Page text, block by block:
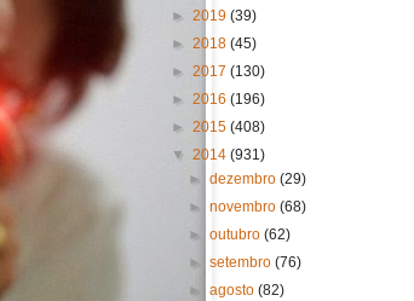
► 2019 (39)
► 2018 (45)
► 2017 (130)
► 2016 (196)
► 2015 (408)
▼ 2014 (931)
►dezembro(29)
►novembro(68)
►outubro(62)
►setembro(76)
►agosto(82)